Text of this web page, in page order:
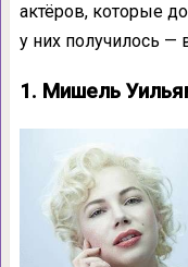
актёров, которые
у них получилось —
1. Мишель